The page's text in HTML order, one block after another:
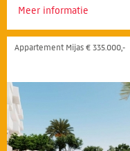
Meer informatie
Appartement Mijas € 335.000,-